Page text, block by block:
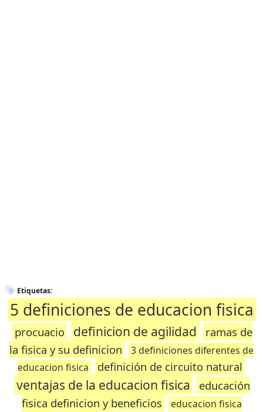
Etiquetas:
5 definiciones de educacion fisica
procuacio definicion de agilidad
ramas de
la fisica y su definicion
3 definiciones diferentes de
educacion fisica
definición de circuito natural
ventajas de la educacion fisica
educación
fisica definicion y beneficios
educacion fisica